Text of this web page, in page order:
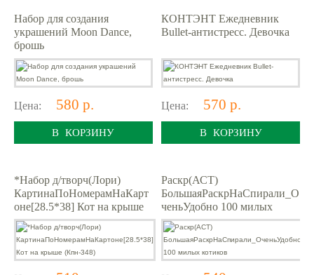
Набор для создания
украшений Moon Dance,
брошь
Цена: 580 р.
В КОРЗИНУ
КОНТЭНТ Ежедневник
Bullet-антистресс. Девочка
Цена: 570 р.
В КОРЗИНУ
*Набор д/творч(Лори)
КартинаПоНомерамНаКарт
оне[28.5*38] Кот на крыше
(Кпн-348)
Раскр(АСТ)
БольшаяРаскрНаСпирали_О
ченьУдобно 100 милых
котиков